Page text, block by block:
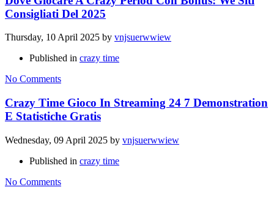
Consigliati Del 2025
Thursday, 10 April 2025 by vnjsuerwwiew
Published in crazy time
No Comments
Crazy Time Gioco In Streaming 24 7 Demonstration
E Statistiche Gratis
Wednesday, 09 April 2025 by vnjsuerwwiew
Published in crazy time
No Comments